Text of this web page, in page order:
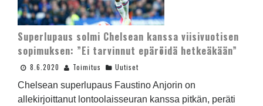
Superlupaus solmi Chelsean kanssa viisivuotisen
sopimuksen: ”Ei tarvinnut epäröidä hetkeäkään”
8.6.2020 Toimitus Uutiset
Chelsean superlupaus Faustino Anjorin on
allekirjoittanut lontoolaisseuran kanssa pitkän, peräti